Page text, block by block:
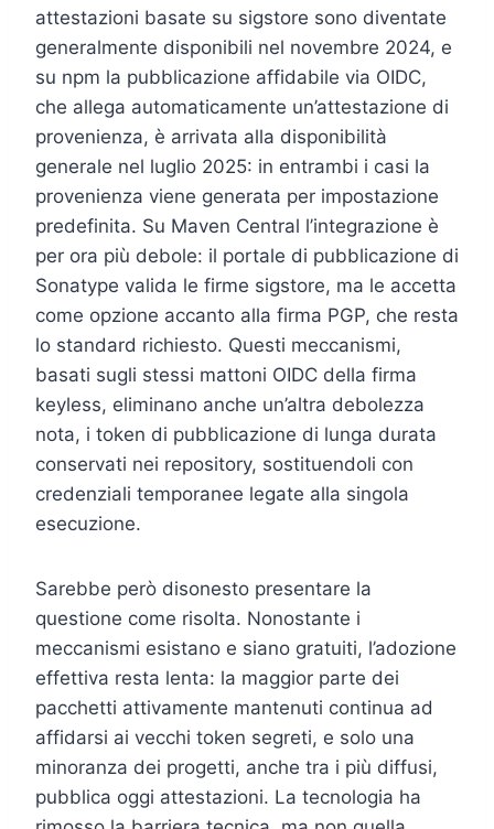
attestazioni basate su sigstore sono diventate
generalmente disponibili nel novembre 2024, e
su npm la pubblicazione affidabile via OIDC,
che allega automaticamente un’attestazione di
provenienza, è arrivata alla disponibilità
generale nel luglio 2025: in entrambi i casi la
provenienza viene generata per impostazione
predefinita. Su Maven Central l’integrazione è
per ora più debole: il portale di pubblicazione di
Sonatype valida le firme sigstore, ma le accetta
come opzione accanto alla firma PGP, che resta
lo standard richiesto. Questi meccanismi,
basati sugli stessi mattoni OIDC della firma
keyless, eliminano anche un’altra debolezza
nota, i token di pubblicazione di lunga durata
conservati nei repository, sostituendoli con
credenziali temporanee legate alla singola
esecuzione.
Sarebbe però disonesto presentare la
questione come risolta. Nonostante i
meccanismi esistano e siano gratuiti, l’adozione
effettiva resta lenta: la maggior parte dei
pacchetti attivamente mantenuti continua ad
affidarsi ai vecchi token segreti, e solo una
minoranza dei progetti, anche tra i più diffusi,
pubblica oggi attestazioni. La tecnologia ha